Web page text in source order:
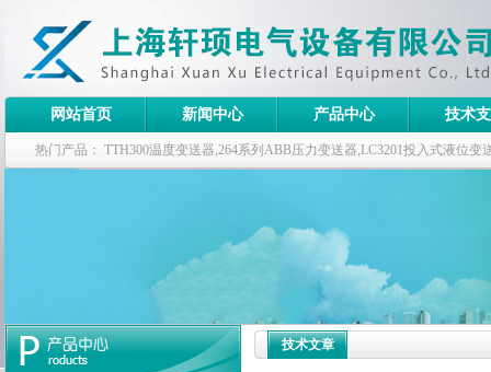
网站首页 新闻中心 产品中心 技术
热门产品： TTH300温度变送器,264系列ABB压力变送器,LC3201投入式液位
技术文章